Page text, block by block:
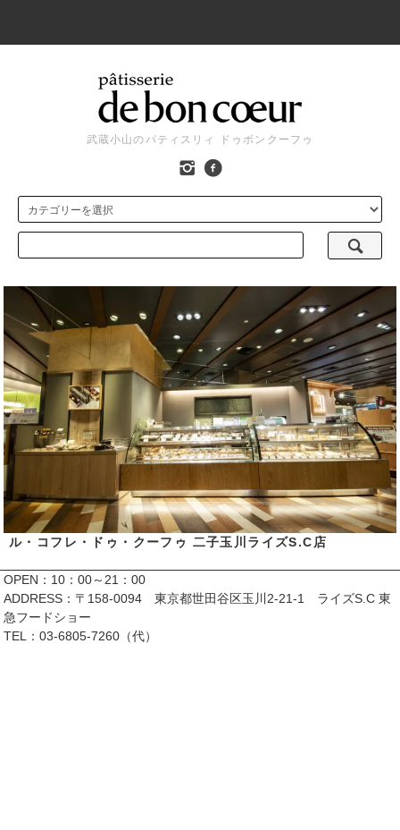
武蔵小山のパティスリィ ドゥボンクーフゥ
ル・コフレ・ドゥ・クーフゥ 二子玉川ライズS.C店
OPEN：10：00～21：00
ADDRESS：〒158-0094 東京都世田谷区玉川2-21-1 ライズS.C 東
急フードショー
TEL：03-6805-7260（代）